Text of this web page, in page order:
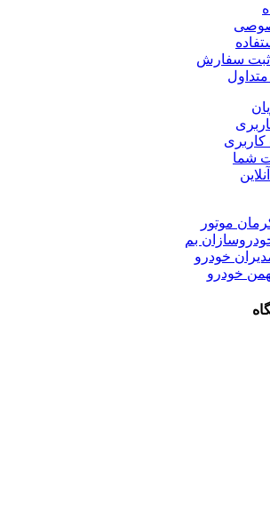
ثبت سفارش
کاربری
شما
موتور
بم
خودرو
خودرو